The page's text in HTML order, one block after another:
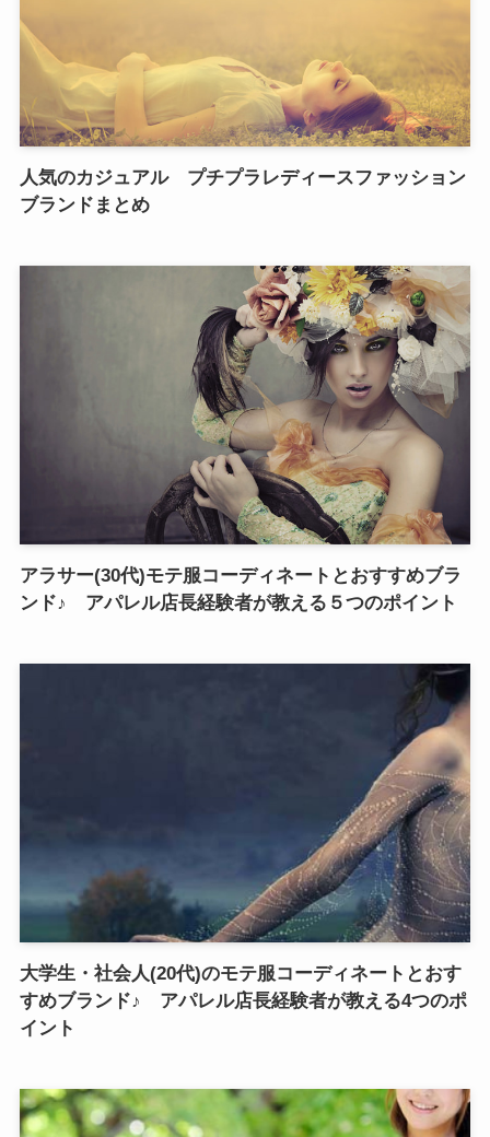
人気のカジュアル プチプラレディースファッション
ブランドまとめ
アラサー(30代)モテ服コーディネートとおすすめブラ
ンド♪ アパレル店長経験者が教える５つのポイント
大学生・社会人(20代)のモテ服コーディネートとおす
すめブランド♪ アパレル店長経験者が教える4つのポ
イント